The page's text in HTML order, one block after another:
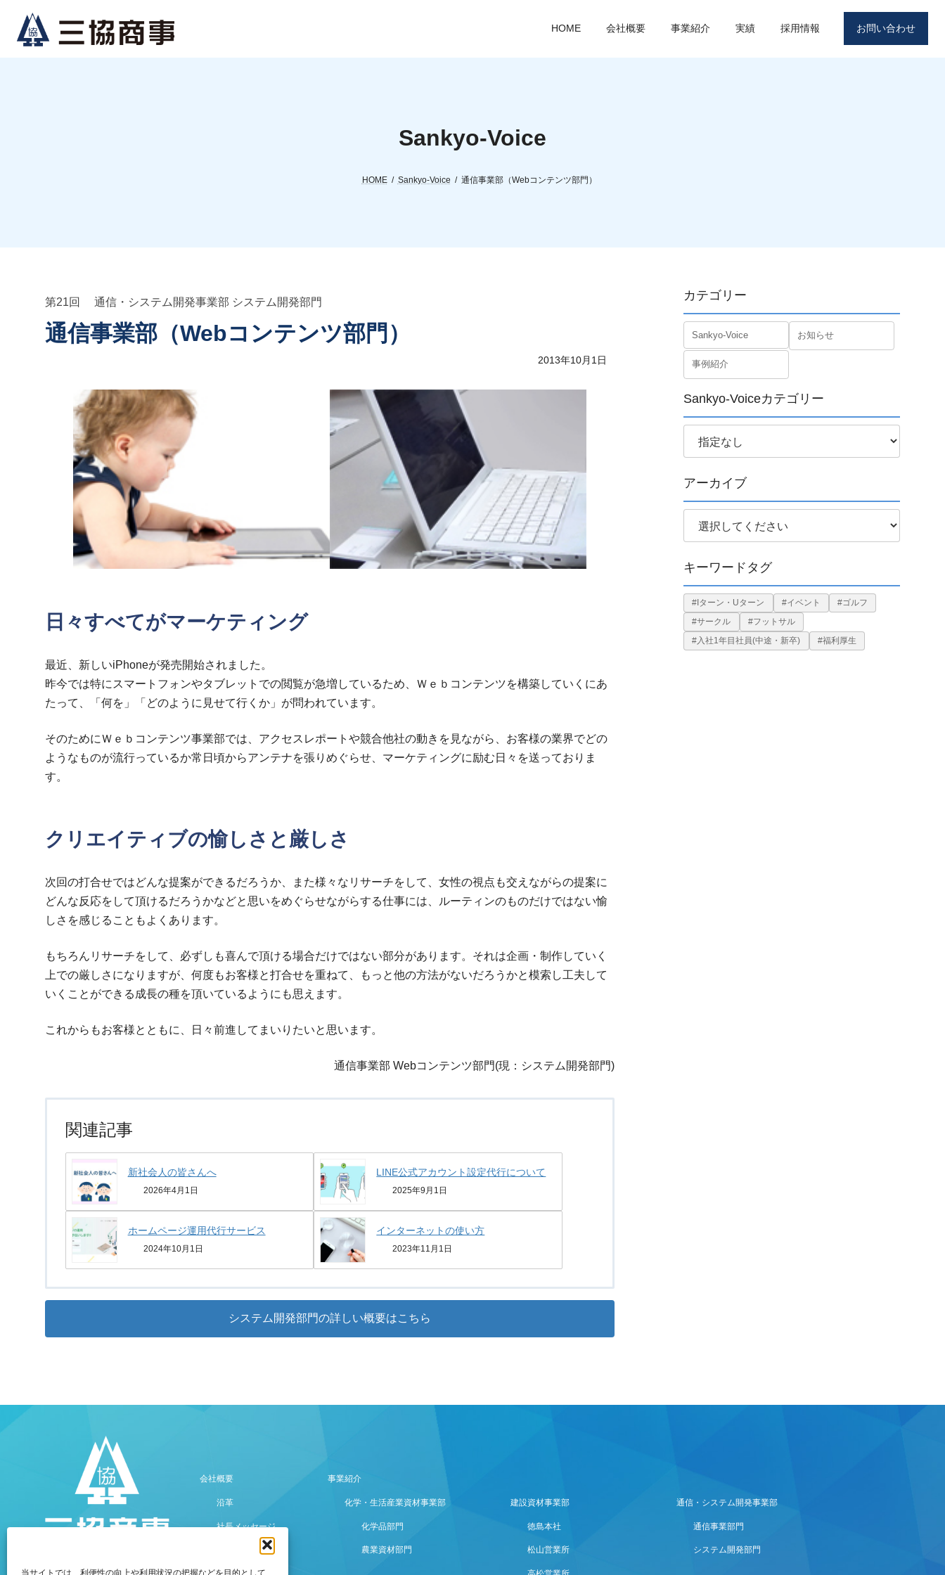
当サイトでは、利便性の向上や利用状況の把握などを目的として
HOME 会社概要 事業紹介 実績 採用情報 お問い合わせ
Sankyo-Voice
HOME Sankyo-Voice 通信事業部（Webコンテンツ部門）
第21回 通信・システム開発事業部 システム開発部門
通信事業部（Webコンテンツ部門）
2013年10月1日
日々すべてがマーケティング
最近、新しいiPhoneが発売開始されました。
昨今では特にスマートフォンやタブレットでの閲覧が急増しているため、Ｗｅｂコンテンツを構築していくにあ
たって、「何を」「どのように見せて行くか」が問われています。
そのためにＷｅｂコンテンツ事業部では、アクセスレポートや競合他社の動きを見ながら、お客様の業界でどの
ようなものが流行っているか常日頃からアンテナを張りめぐらせ、マーケティングに励む日々を送っておりま
す。
クリエイティブの愉しさと厳しさ
次回の打合せではどんな提案ができるだろうか、また様々なリサーチをして、女性の視点も交えながらの提案に
どんな反応をして頂けるだろうかなどと思いをめぐらせながらする仕事には、ルーティンのものだけではない愉
しさを感じることもよくあります。
もちろんリサーチをして、必ずしも喜んで頂ける場合だけではない部分があります。それは企画・制作していく
上での厳しさになりますが、何度もお客様と打合せを重ねて、もっと他の方法がないだろうかと模索し工夫して
いくことができる成長の種を頂いているようにも思えます。
これからもお客様とともに、日々前進してまいりたいと思います。
通信事業部 Webコンテンツ部門(現：システム開発部門)
関連記事
新社会人の皆さんへ
2026年4月1日
LINE公式アカウント設定代行について
2025年9月1日
ホームページ運用代行サービス
2024年10月1日
インターネットの使い方
2023年11月1日
システム開発部門の詳しい概要はこちら
カテゴリー
Sankyo-Voice お知らせ
事例紹介
Sankyo-Voiceカテゴリー
アーカイブ
キーワードタグ
#Iターン・Uターン #イベント
#ゴルフ
#サークル
#フットサル
#入社1年目社員(中途・新卒)
#福利厚生
会社概要
沿革
社長メッセージ
事業紹介
化学・生活産業資材事業部
化学品部門
農業資材部門
建設資材事業部
徳島本社
松山営業所
通信・システム開発事業部
通信事業部門
システム開発部門